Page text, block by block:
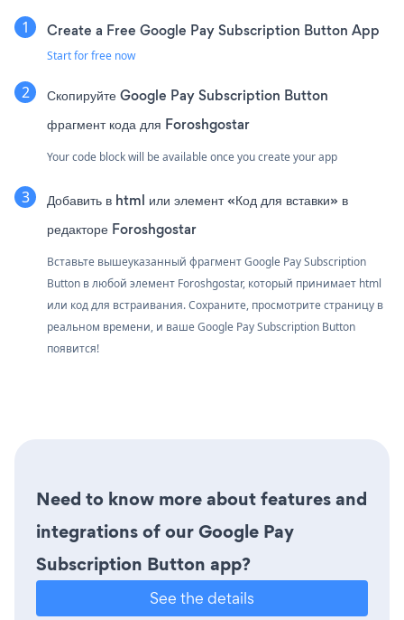
Create a Free Google Pay Subscription Button App
Start for free now
Скопируйте Google Pay Subscription Button
фрагмент кода для Foroshgostar
Your code block will be available once you create your app
Добавить в html или элемент «Код для вставки» в
редакторе Foroshgostar
Вставьте вышеуказанный фрагмент Google Pay Subscription
Button в любой элемент Foroshgostar, который принимает html
или код для встраивания. Сохраните, просмотрите страницу в
реальном времени, и ваше Google Pay Subscription Button
появится!
Need to know more about features and
integrations of our Google Pay
Subscription Button app?
See the details